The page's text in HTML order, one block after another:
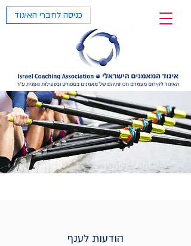
כניסה לחברי האיגוד
חתירה אולימפי
הודעות לענף